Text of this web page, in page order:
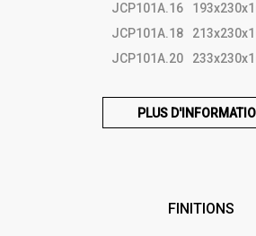
JCP101A.16
JCP101A.18
JCP101A.20
PLUS
FINITIONS